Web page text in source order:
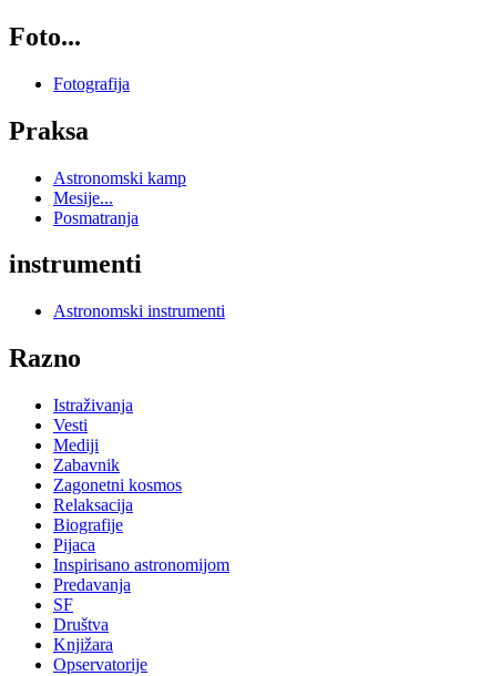
Foto...
Fotografija
Praksa
Astronomski kamp
Mesije...
Posmatranja
instrumenti
Astronomski instrumenti
Razno
Istraživanja
Vesti
Mediji
Zabavnik
Zagonetni kosmos
Relaksacija
Biografije
Pijaca
Inspirisano astronomijom
Predavanja
SF
Društva
Knjižara
Opservatorije